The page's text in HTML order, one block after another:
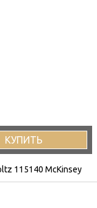
КУПИТЬ
115140 McKinsey